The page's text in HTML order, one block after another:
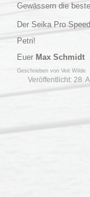
Gewässern die
Der Seika Pro
Petri!
Euer Max Schmidt
Geschrieben von Veit Wilde
Veröffentlicht: 28.